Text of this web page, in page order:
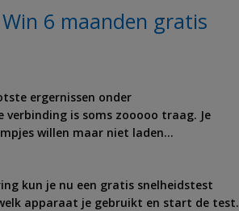
Win 6 maanden gratis
ergernissen onder
verbinding is soms zooooo traag. Je
willen maar niet laden…
kun je nu een gratis snelheidstest
apparaat je gebruikt en start de test.